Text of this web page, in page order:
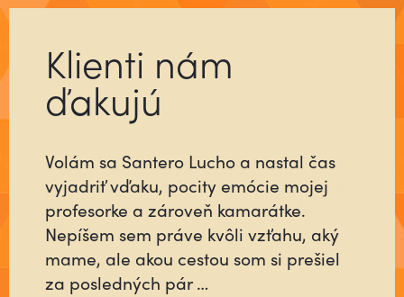
Klienti nám
ďakujú
Už ste niekedy stretli človeka, ktorý sa
pre vás do niečoho vloží tak, ako keby
šlo o jeho najbližších alebo o neho
samého? Ktorý nebude rátať čas, ani
energiu minutú vo váš prospech, ale
pôjde na …